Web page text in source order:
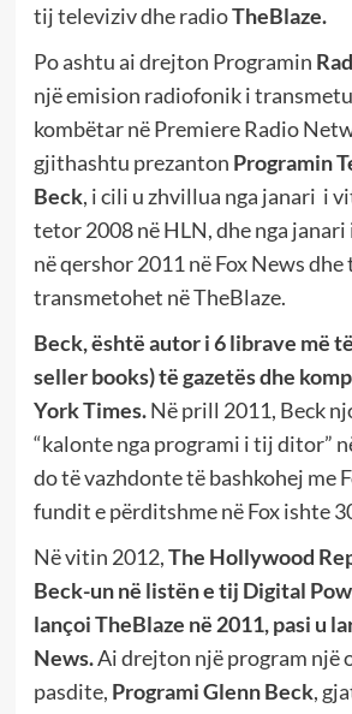
tij televiziv dhe radioTheBlaze.
Po ashtu ai drejton Programin
një emision radiofonik i
kombëtar në Premiere Radio
gjithashtu prezanton Programin
Beck, i cili u zhvillua nga janari i
tetor 2008 në HLN, dhe nga
në qershor 2011 në Fox News dhe
transmetohet në TheBlaze.
Beck, është autor i 6 librave më
seller books) të gazetës dhe
York Times.Në prill 2011, Beck
“kalonte nga programi i tij ditor”
do të vazhdonte të bashkohej me
fundit e përditshme në Fox ishte
Në vitin 2012,The Hollywood
Beck-un në listën e tij Digital
lançoi TheBlaze në 2011, pasi u
News.Ai drejton një program një
pasdite, Programi Glenn Beck,